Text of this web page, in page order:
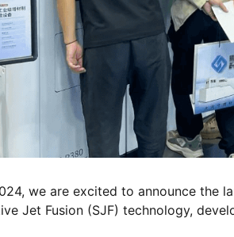
we are excited to announce the
Jet Fusion (SJF) technology,